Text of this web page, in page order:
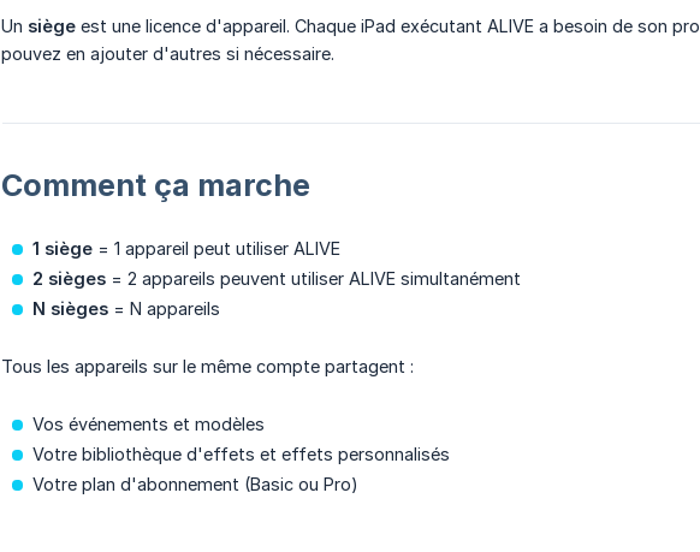
Un siège est une licence d'appareil. Chaque iPad exécutant ALIVE a besoin de son
pouvez en ajouter d'autres si nécessaire.
Comment ça marche
1 siège = 1 appareil peut utiliser ALIVE
2 sièges = 2 appareils peuvent utiliser ALIVE simultanément
N sièges = N appareils
Tous les appareils sur le même compte partagent :
Vos événements et modèles
Votre bibliothèque d'effets et effets personnalisés
Votre plan d'abonnement (Basic ou Pro)